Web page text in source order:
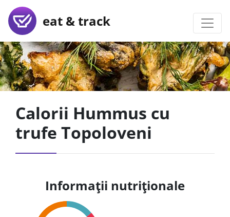
eat & track
Calorii Hummus cu
trufe Topoloveni
Informații nutriționale